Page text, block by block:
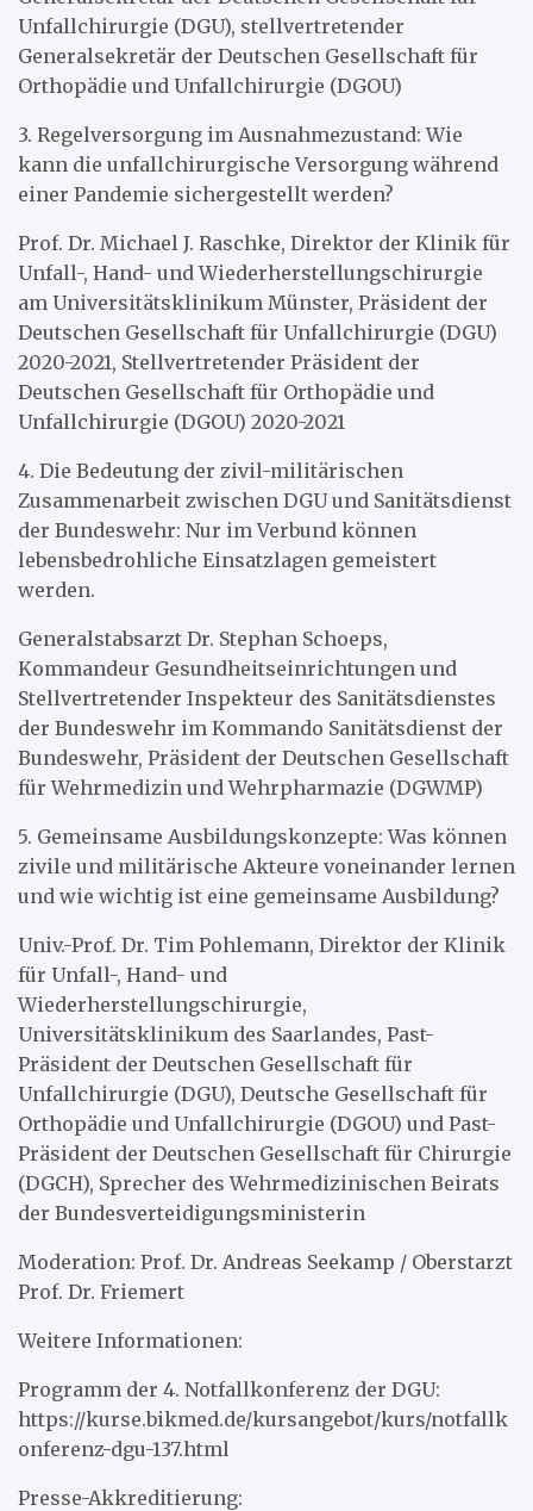
Unfallchirurgie (DGU), stellvertretender
Generalsekretär der Deutschen Gesellschaft für
Orthopädie und Unfallchirurgie (DGOU)
3. Regelversorgung im Ausnahmezustand: Wie
kann die unfallchirurgische Versorgung während
einer Pandemie sichergestellt werden?
Prof. Dr. Michael J. Raschke, Direktor der Klinik für
Unfall-, Hand- und Wiederherstellungschirurgie
am Universitätsklinikum Münster, Präsident der
Deutschen Gesellschaft für Unfallchirurgie (DGU)
2020-2021, Stellvertretender Präsident der
Deutschen Gesellschaft für Orthopädie und
Unfallchirurgie (DGOU) 2020-2021
4. Die Bedeutung der zivil-militärischen
Zusammenarbeit zwischen DGU und Sanitätsdienst
der Bundeswehr: Nur im Verbund können
lebensbedrohliche Einsatzlagen gemeistert
werden.
Generalstabsarzt Dr. Stephan Schoeps,
Kommandeur Gesundheitseinrichtungen und
Stellvertretender Inspekteur des Sanitätsdienstes
der Bundeswehr im Kommando Sanitätsdienst der
Bundeswehr, Präsident der Deutschen Gesellschaft
für Wehrmedizin und Wehrpharmazie (DGWMP)
5. Gemeinsame Ausbildungskonzepte: Was können
zivile und militärische Akteure voneinander lernen
und wie wichtig ist eine gemeinsame Ausbildung?
Univ.-Prof. Dr. Tim Pohlemann, Direktor der Klinik
für Unfall-, Hand- und
Wiederherstellungschirurgie,
Universitätsklinikum des Saarlandes, Past-
Präsident der Deutschen Gesellschaft für
Unfallchirurgie (DGU), Deutsche Gesellschaft für
Orthopädie und Unfallchirurgie (DGOU) und Past-
Präsident der Deutschen Gesellschaft für Chirurgie
(DGCH), Sprecher des Wehrmedizinischen Beirats
der Bundesverteidigungsministerin
Moderation: Prof. Dr. Andreas Seekamp / Oberstarzt
Prof. Dr. Friemert
Weitere Informationen:
Programm der 4. Notfallkonferenz der DGU:
https://kurse.bikmed.de/kursangebot/kurs/notfallk
onferenz-dgu-137.html
Presse-Akkreditierung: